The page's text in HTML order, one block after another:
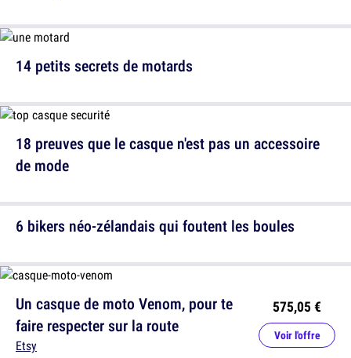
18 preuves que le casque n'est pas un accessoire
de mode
14 petits secrets de motards
6 bikers néo-zélandais qui foutent les boules
Un casque de moto Venom, pour te
faire respecter sur la route
Etsy
575,05 €
Voir l'offre